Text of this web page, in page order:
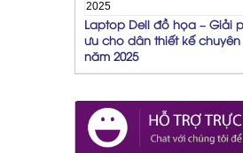
Laptop Dell đồ họa – Giải
ưu cho dân thiết kế
năm 2025